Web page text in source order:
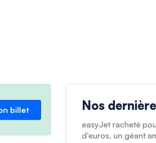
billet Nos
easyJet racheté
d’euros, un géant